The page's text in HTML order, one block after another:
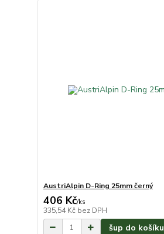
AustriAlpin D-Ring 25mm černý
406 Kč/ks
335,54 Kč bez DPH
šup do košíku